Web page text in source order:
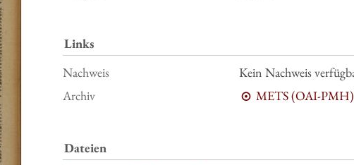
Links
Nachweis
Kein Nachweis
Archiv
METS (OAI-PMH)
Dateien